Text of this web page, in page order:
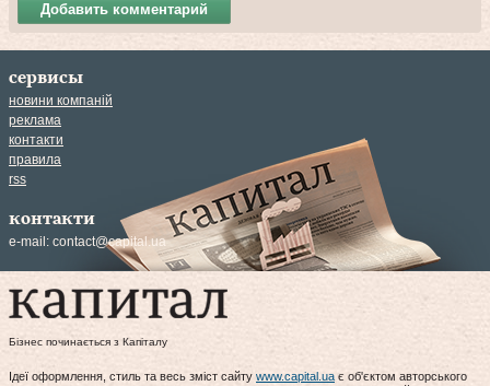
Добавить комментарий
сервисы
новини компаній
реклама
контакти
правила
rss
контакти
e-mail: contact@capital.ua
Бізнес починається з Капіталу
Ідеї оформлення, стиль та весь зміст сайту www.capital.ua є об'єктом авторського